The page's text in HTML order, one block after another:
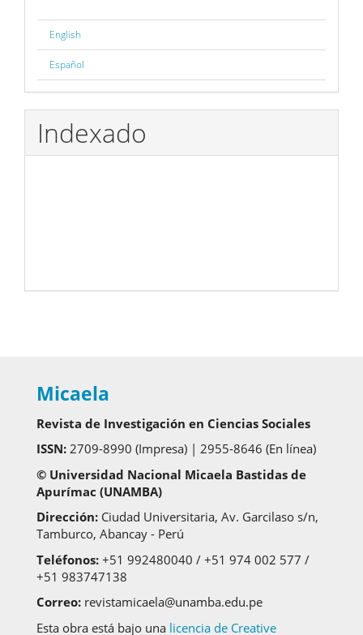
English
Español
Indexado
Micaela
Revista de Investigación en Ciencias Sociales
ISSN: 2709-8990 (Impresa) | 2955-8646 (En línea)
© Universidad Nacional Micaela Bastidas de
Apurímac (UNAMBA)
Dirección: Ciudad Universitaria, Av. Garcilaso s/n,
Tamburco, Abancay - Perú
Teléfonos: +51 992480040 / +51 974 002 577 /
+51 983747138
Correo: revistamicaela@unamba.edu.pe
Esta obra está bajo una licencia de Creative